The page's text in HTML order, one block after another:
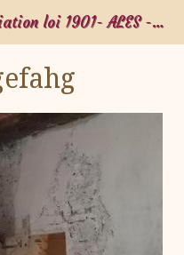
SPAC La BATEJADE association loi 1901- ALES - Gard - Occitanie - FRANCE